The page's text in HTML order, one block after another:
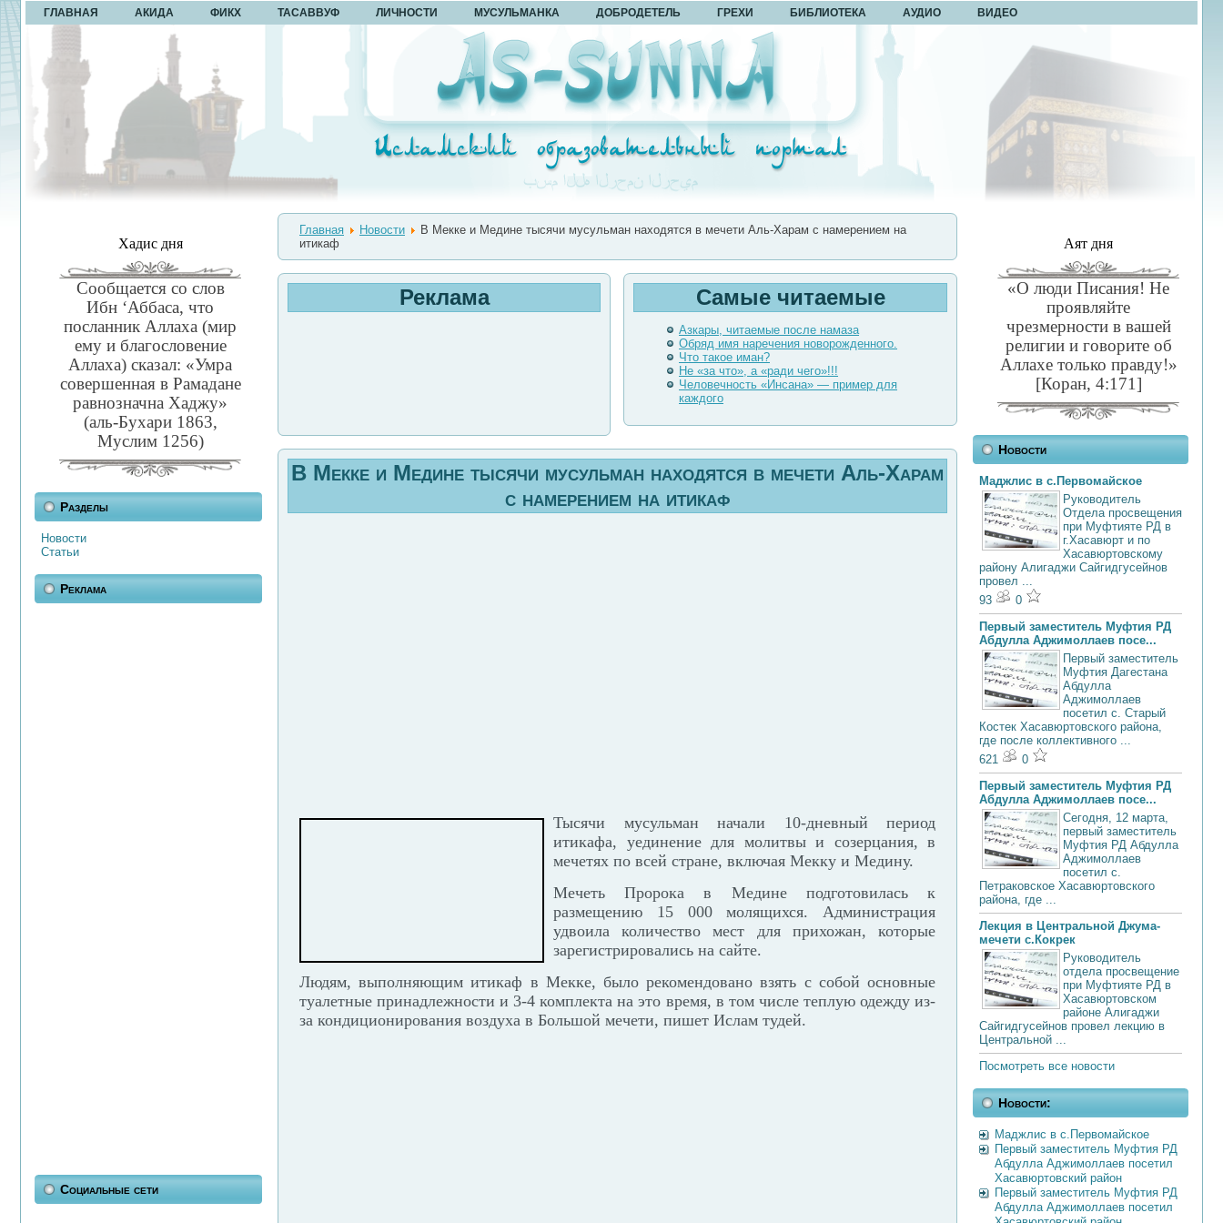
ГЛАВНАЯ АКИДА ФИКХ ТАСАВВУФ ЛИЧНОСТИ МУСУЛЬМАНКА ДОБРОДЕТЕЛЬ ГРЕХИ БИБЛИОТЕКА АУДИО ВИДЕО
Хадис дня
Сообщается со слов
Ибн ‘Аббаса, что
посланник Аллаха (мир
ему и благословение
Аллаха) сказал: «Умра
совершенная в Рамадане
равнозначна Хаджу»
(аль-Бухари 1863,
Муслим 1256)
Разделы
Новости
Статьи
Реклама
Социальные сети
Главная Новости
В Мекке и Медине тысячи мусульман находятся в мечети Аль-Харам с намерением на
итикаф
Реклама Самые читаемые
Азкары, читаемые после намаза
Обряд имя наречения новорожденного.
Что такое иман?
Не «за что», а «ради чего»!!!
Человечность «Инсана» — пример для
каждого
В Мекке и Медине тысячи мусульман находятся в мечети Аль-Харам
с намерением на итикаф
Тысячи мусульман начали 10-дневный период
итикафа, уединение для молитвы и созерцания, в
мечетях по всей стране, включая Мекку и Медину.
Мечеть Пророка в Медине подготовилась к
размещению 15 000 молящихся. Администрация
удвоила количество мест для прихожан, которые
зарегистрировались на сайте.
Людям, выполняющим итикаф в Мекке, было рекомендовано взять с собой основные
туалетные принадлежности и 3-4 комплекта на это время, в том числе теплую одежду из-
за кондиционирования воздуха в Большой мечети, пишет Ислам тудей.
Аят дня
«О люди Писания! Не
проявляйте
чрезмерности в вашей
религии и говорите об
Аллахе только правду!»
[Коран, 4:171]
Новости
Маджлис в с.Первомайское
Руководитель
Отдела просвещения
при Муфтияте РД в
г.Хасавюрт и по
Хасавюртовскому
району Алигаджи Сайгидгусейнов
провел ...
93
0
Первый заместитель Муфтия РД
Абдулла Аджимоллаев посе...
Первый заместитель
Муфтия Дагестана
Абдулла
Аджимоллаев
посетил с. Старый
Костек Хасавюртовского района,
где после коллективного ...
621
0
Первый заместитель Муфтия РД
Абдулла Аджимоллаев посе...
Сегодня, 12 марта,
первый заместитель
Муфтия РД Абдулла
Аджимоллаев
посетил с.
Петраковское Хасавюртовского
района, где ...
Лекция в Центральной Джума-
мечети с.Кокрек
Руководитель
отдела просвещение
при Муфтияте РД в
Хасавюртовском
районе Алигаджи
Сайгидгусейнов провел лекцию в
Центральной ...
Посмотреть все новости
Новости:
Маджлис в с.Первомайское
Первый заместитель Муфтия РД
Абдулла Аджимоллаев посетил
Хасавюртовский район
Первый заместитель Муфтия РД
Абдулла Аджимоллаев посетил